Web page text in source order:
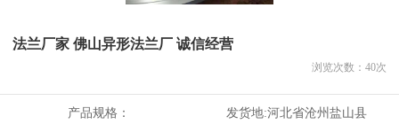
法兰厂家 佛山异形法兰厂 诚信经营
浏览次数： 40次
产品规格： 发货地:河北省沧州盐山县